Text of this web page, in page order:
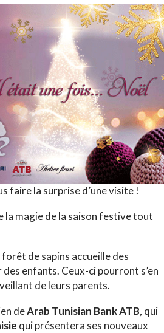
faire la surprise d’une visite !
la magie de la saison festive tout
de sapins accueille des
enfants. Ceux-ci pourront s’en
de leurs parents.
deArab Tunisian Bank ATB, qui
qui présentera ses nouveaux